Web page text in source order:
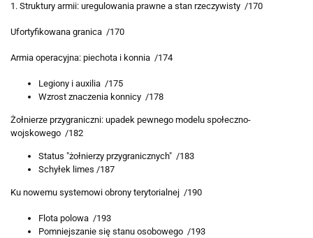
1. Struktury armii: uregulowania prawne a stan rzeczywisty /170
Ufortyfikowana granica /170
Armia operacyjna: piechota i konnia /174
Legiony i auxilia /175
Wzrost znaczenia konnicy /178
Żołnierze przygraniczni: upadek pewnego modelu społeczno-
wojskowego /182
Status "żołnierzy przygranicznych" /183
Schyłek limes /187
Ku nowemu systemowi obrony terytorialnej /190
Flota polowa /193
Pomniejszanie się stanu osobowego /193